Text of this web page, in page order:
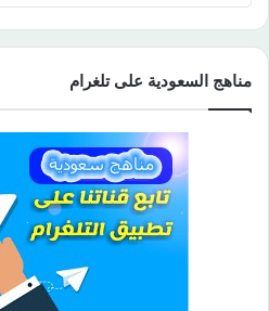
مناهج السعودية على تلغرام